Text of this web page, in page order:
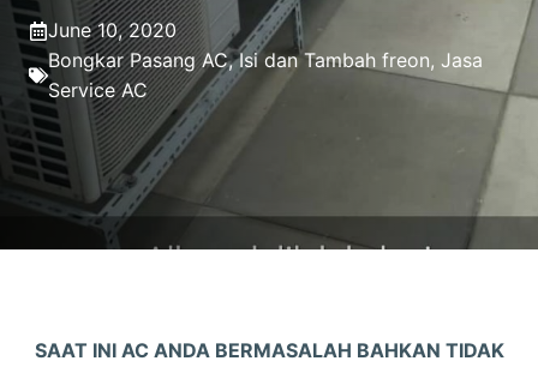
June 10, 2020
Bongkar Pasang AC,Isi dan Tambah freon, Jasa
Service AC
SAAT INI AC ANDA BERMASALAH BAHKAN TIDAK